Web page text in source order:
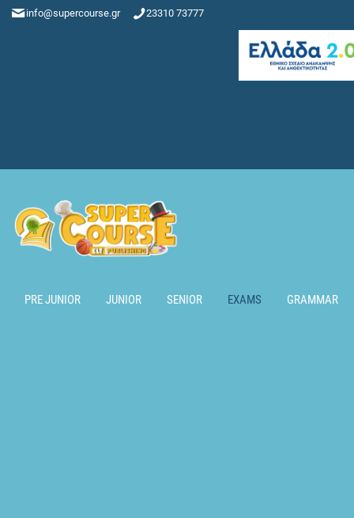
info@supercourse.gr 23310 73777
PRE JUNIOR JUNIOR SENIOR EXAMS GRAMMAR